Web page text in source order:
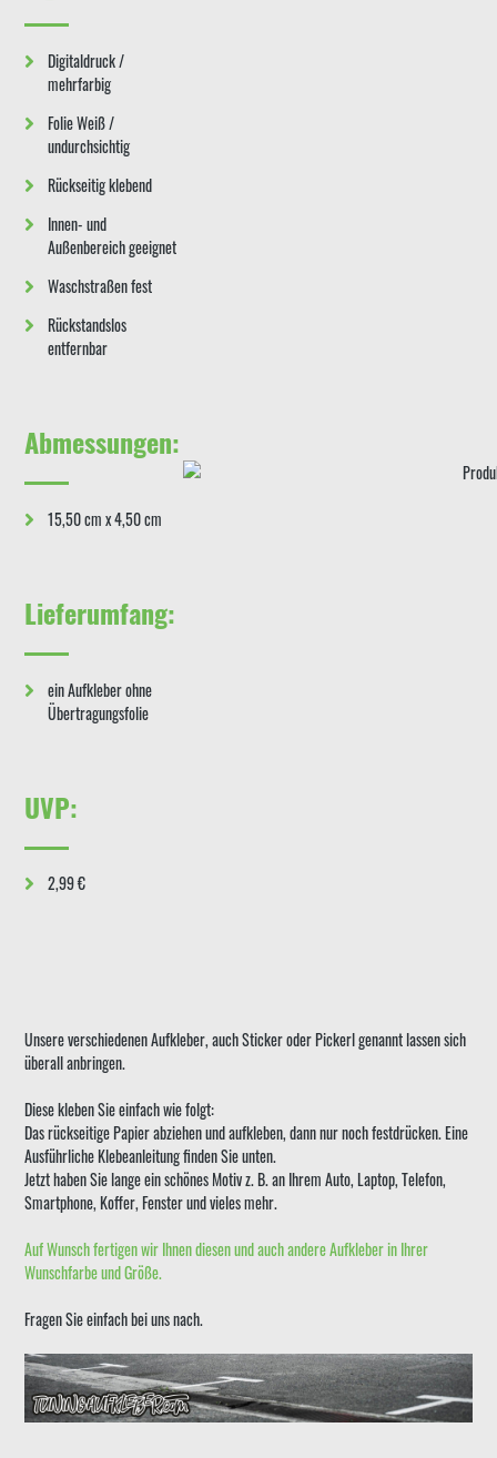
Digitaldruck /
mehrfarbig
Folie Weiß /
undurchsichtig
Rückseitig klebend
Innen- und
Außenbereich geeignet
Waschstraßen fest
Rückstandslos
entfernbar
Abmessungen:
15,50 cm x 4,50 cm
Lieferumfang:
ein Aufkleber ohne
Übertragungsfolie
UVP:
2,99 €
Unsere verschiedenen Aufkleber, auch Sticker oder Pickerl genannt lassen sich
überall anbringen.
Diese kleben Sie einfach wie folgt:
Das rückseitige Papier abziehen und aufkleben, dann nur noch festdrücken. Eine
Ausführliche Klebeanleitung finden Sie unten.
Jetzt haben Sie lange ein schönes Motiv z. B. an Ihrem Auto, Laptop, Telefon,
Smartphone, Koffer, Fenster und vieles mehr.
Auf Wunsch fertigen wir Ihnen diesen und auch andere Aufkleber in Ihrer
Wunschfarbe und Größe.
Fragen Sie einfach bei uns nach.